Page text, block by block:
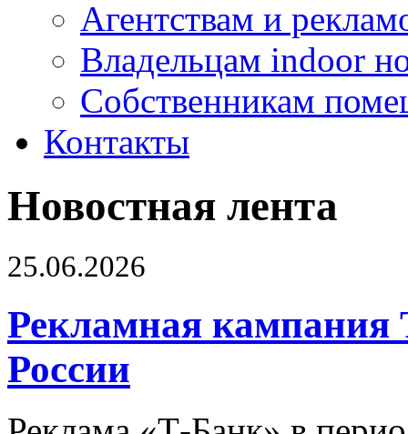
Агентствам и
Владельцам indoor
Собственникам
Контакты
Новостная лента
25.06.2026
Рекламная кампания
России